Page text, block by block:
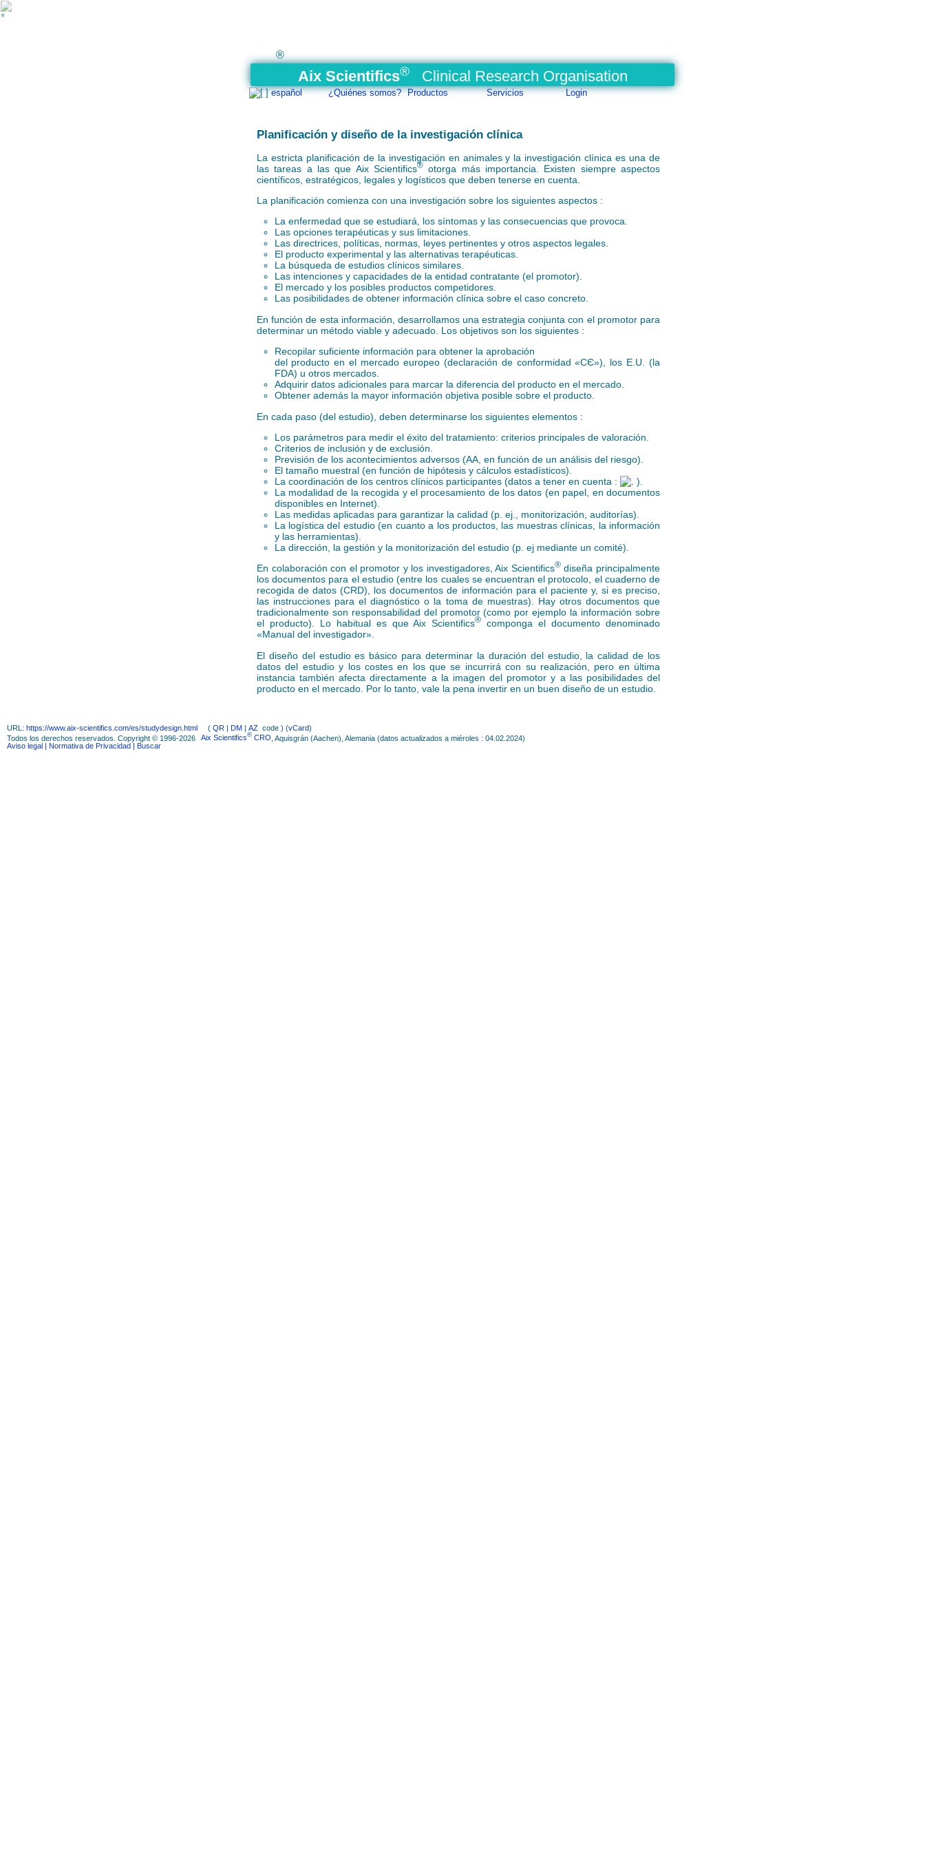
®
Aix Scientifics® Clinical Research Organisation
español ¿Quiénes somos? Productos Servicios Login
Planificación y diseño de la investigación clínica
La estricta planificación de la investigación en animales y la investigación clínica es una de
las tareas a las que Aix Scientifics® otorga más importancia. Existen siempre aspectos
científicos, estratégicos, legales y logísticos que deben tenerse en cuenta.
La planificación comienza con una investigación sobre los siguientes aspectos :
La enfermedad que se estudiará, los síntomas y las consecuencias que provoca.
Las opciones terapéuticas y sus limitaciones.
Las directrices, políticas, normas, leyes pertinentes y otros aspectos legales.
El producto experimental y las alternativas terapéuticas.
La búsqueda de estudios clínicos similares.
Las intenciones y capacidades de la entidad contratante (el promotor).
El mercado y los posibles productos competidores.
Las posibilidades de obtener información clínica sobre el caso concreto.
En función de esta información, desarrollamos una estrategia conjunta con el promotor para
determinar un método viable y adecuado. Los objetivos son los siguientes :
Recopilar suficiente información para obtener la aprobación
del producto en el mercado europeo (declaración de conformidad «СЄ»), los E.U. (la
FDA) u otros mercados.
Adquirir datos adicionales para marcar la diferencia del producto en el mercado.
Obtener además la mayor información objetiva posible sobre el producto.
En cada paso (del estudio), deben determinarse los siguientes elementos :
Los parámetros para medir el éxito del tratamiento: criterios principales de valoración.
Criterios de inclusión y de exclusión.
Previsión de los acontecimientos adversos(AA, en función de un análisis del riesgo).
El tamaño muestral (en función de hipótesis y cálculos estadísticos).
La coordinación de los centros clínicos participantes (datos a tener en cuenta :
).
La modalidad de la recogida y el procesamiento de los datos (en papel, en documentos
disponibles en Internet).
Las medidas aplicadas para garantizar la calidad (p. ej., monitorización, auditorías).
La logística del estudio (en cuanto a los productos, las muestras clínicas, la información
y las herramientas).
La dirección, la gestión y la monitorización del estudio (p. ej mediante un comité).
En colaboración con el promotor y los investigadores, Aix Scientifics®diseña principalmente
los documentos para el estudio (entre los cuales se encuentran el protocolo, el cuaderno de
recogida de datos (CRD), los documentos de información para el paciente y, si es preciso,
las instrucciones para el diagnóstico o la toma de muestras). Hay otros documentos que
tradicionalmente son responsabilidad del promotor (como por ejemplo la información sobre
el producto). Lo habitual es que Aix Scientifics® componga el documento denominado
«Manual del investigador».
El diseño del estudio es básico para determinar la duración del estudio, la calidad de los
datos del estudio y los costes en los que se incurrirá con su realización, pero en última
instancia también afecta directamente a la imagen del promotor y a las posibilidades del
producto en el mercado. Por lo tanto, vale la pena invertir en un buen diseño de un estudio.
URL: https://www.aix-scientifics.com/es/studydesign.html ( QR | DM | AZ code ) (vCard)
Todos los derechos reservados. Copyright © 1996-2026 Aix Scientifics® CRO , Aquisgrán (Aachen), Alemania (datos actualizados a miéroles : 04.02.2024)
Aviso legal
| Normativa de Privacidad | Buscar